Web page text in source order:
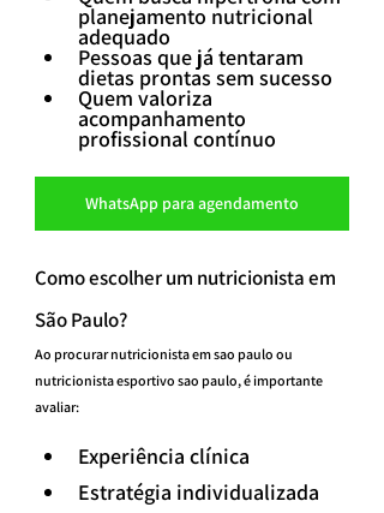
planejamento nutricional
adequado
Pessoas que já tentaram
dietas prontas sem sucesso
Quem valoriza
acompanhamento
profissional contínuo
WhatsApp para agendamento
Como escolher um nutricionista em
São Paulo?
Ao procurar nutricionista em sao paulo ou
nutricionista esportivo sao paulo, é importante
avaliar:
Experiência clínica
Estratégia individualizada